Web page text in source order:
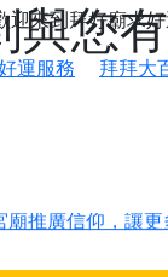
您
迎來到拜好廟求
運服務 拜拜大